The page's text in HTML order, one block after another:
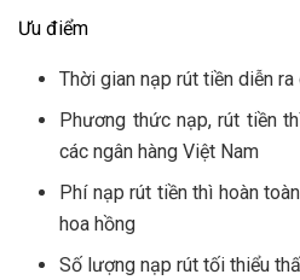
Ưu điểm
Thời gian nạp rút tiền diễn ra
Phương thức nạp, rút tiền
các ngân hàng Việt Nam
Phí nạp rút tiền thì hoàn
hoa hồng
Số lượng nạp rút tối thiểu